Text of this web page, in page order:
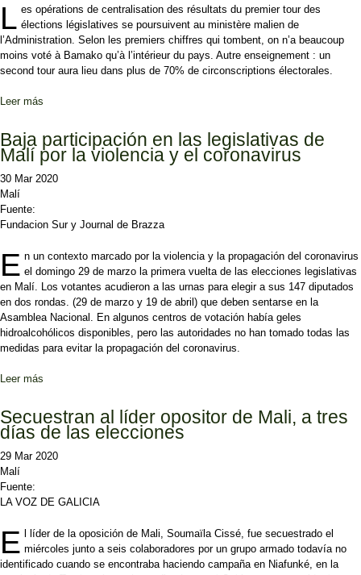
L es opérations de centralisation des résultats du premier tour des
élections législatives se poursuivent au ministère malien de
l’Administration. Selon les premiers chiffres qui tombent, on n’a beaucoup
moins voté à Bamako qu’à l’intérieur du pays. Autre enseignement : un
second tour aura lieu dans plus de 70% de circonscriptions électorales.
Leer más
Baja participación en las legislativas de
Malí por la violencia y el coronavirus
30 Mar 2020
Malí
Fuente:
Fundacion Sur y Journal de Brazza
E n un contexto marcado por la violencia y la propagación del coronavirus
el domingo 29 de marzo la primera vuelta de las elecciones legislativas
en Malí. Los votantes acudieron a las urnas para elegir a sus 147 diputados
en dos rondas. (29 de marzo y 19 de abril) que deben sentarse en la
Asamblea Nacional. En algunos centros de votación había geles
hidroalcohólicos disponibles, pero las autoridades no han tomado todas las
medidas para evitar la propagación del coronavirus.
Leer más
Secuestran al líder opositor de Mali, a tres
días de las elecciones
29 Mar 2020
Malí
Fuente:
LA VOZ DE GALICIA
E l líder de la oposición de Mali, Soumaïla Cissé, fue secuestrado el
miércoles junto a seis colaboradores por un grupo armado todavía no
identificado cuando se encontraba haciendo campaña en Niafunké, en la